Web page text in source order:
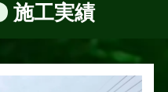
施工実績